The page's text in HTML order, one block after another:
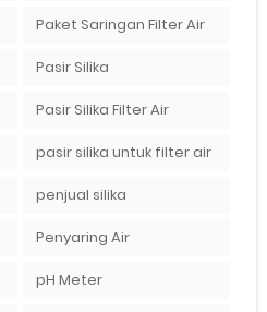
Paket Saringan Filter Air
Pasir Silika
Pasir Silika Filter Air
pasir silika untuk filter air
penjual silika
Penyaring Air
pH Meter